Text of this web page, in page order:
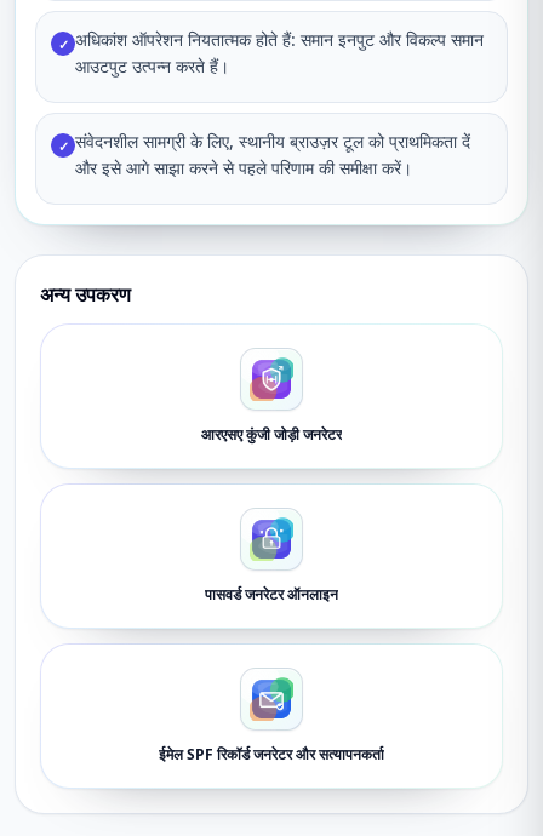
✓ अधिकांश ऑपरेशन नियतात्मक होते हैं: समान इनपुट और विकल्प समान
आउटपुट उत्पन्न करते हैं।
✓ संवेदनशील सामग्री के लिए, स्थानीय ब्राउज़र टूल को प्राथमिकता दें
और इसे आगे साझा करने से पहले परिणाम की समीक्षा करें।
अन्य उपकरण
आरएसए कुंजी जोड़ी जनरेटर
पासवर्ड जनरेटर ऑनलाइन
ईमेल SPF रिकॉर्ड जनरेटर और सत्यापनकर्ता